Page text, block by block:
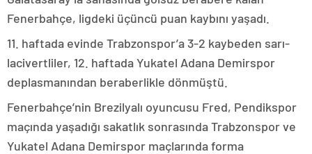
Fenerbahçe, ligdeki üçüncü puan kaybını yaşadı.
11. haftada evinde Trabzonspor’a 3-2 kaybeden sarı-
lacivertliler, 12. haftada Yukatel Adana Demirspor
deplasmanından beraberlikle dönmüştü.
Fenerbahçe’nin Brezilyalı oyuncusu Fred, Pendikspor
maçında yaşadığı sakatlık sonrasında Trabzonspor ve
Yukatel Adana Demirspor maçlarında forma